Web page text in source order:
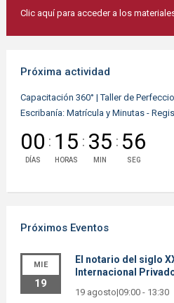
Clic aquí para acceder a los
Próxima actividad
Capacitación 360° | Taller de
Escribanía: Matrícula y Minutas -
00
DÍAS
: 15
HORAS
: 35
MIN
: 56
SEG
Próximos Eventos
MIE
19
El notario del siglo
Internacional
19 agosto|09:00- 13:30